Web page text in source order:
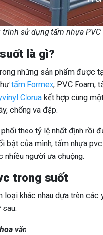
trình sử dụng tấm nhựa
là gì?
những sản phẩm được
tấm Formex, PVC Foam,
Clorua kết hợp cùng
chống va đập.
theo tỷ lệ nhất định rồi
bật của mình, tấm nhựa
nhiều người ưa chuộng.
trong suốt
loại khác nhau dựa trên các
sau:
văn